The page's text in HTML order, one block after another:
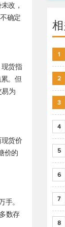
改，
确定
货指
。但
为
货价
价的
。
数存
1
2
3
4
5
6
7
8